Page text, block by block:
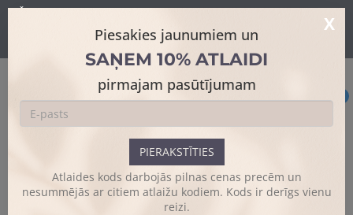
X
Piesakies jaunumiem un
SAŅEM 10% ATLAIDI
pirmajam pasūtījumam
PIERAKSTĪTIES
Atlaides kods darbojās pilnas cenas precēm un
nesummējās ar citiem atlaižu kodiem. Kods ir derīgs vienu
reizi.
IENĀKT SISTĒMĀ
papildus funkciju piedāvājumam.